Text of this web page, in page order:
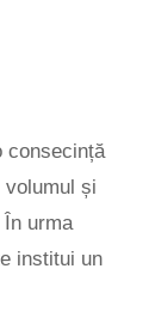
consecință
și
urma
institui un